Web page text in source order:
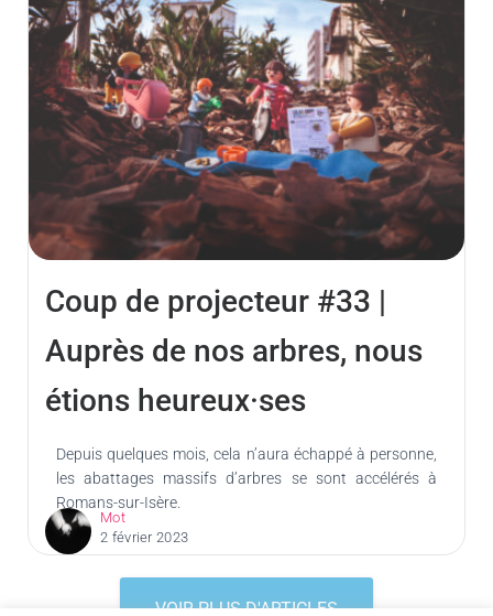
Coup de projecteur #33 |
Auprès de nos arbres, nous
étions heureux·ses
Depuis quelques mois, cela n’aura échappé à personne,
les abattages massifs d’arbres se sont accélérés à
Romans-sur-Isère.
Mot
2 février 2023
VOIR PLUS D'ARTICLES